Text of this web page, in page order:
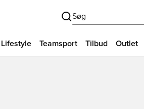
Søg
Lifestyle Teamsport Tilbud Outlet